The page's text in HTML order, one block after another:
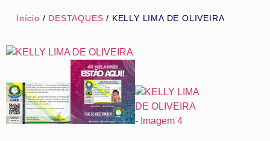
Início / DESTAQUES / KELLY LIMA DE OLIVEIRA